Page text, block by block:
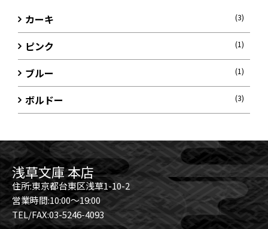
カーキ
(3)
ピンク (1)
ブルー (1)
ボルドー (3)
浅草文庫 本店
住所:東京都台東区浅草1-10-2
営業時間:10:00～19:00
TEL/FAX:03-5246-4093